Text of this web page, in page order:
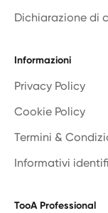
Dichiarazione di
Informazioni
Privacy Policy
Cookie Policy
Termini &
Informativi
TooA Professional